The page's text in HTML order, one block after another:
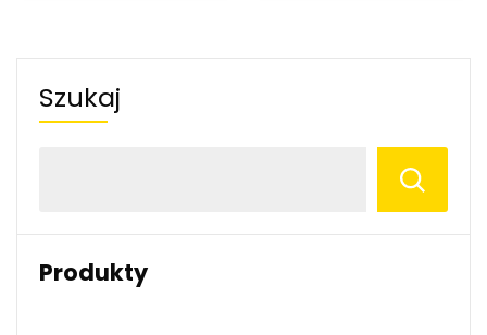
Szukaj
Produkty